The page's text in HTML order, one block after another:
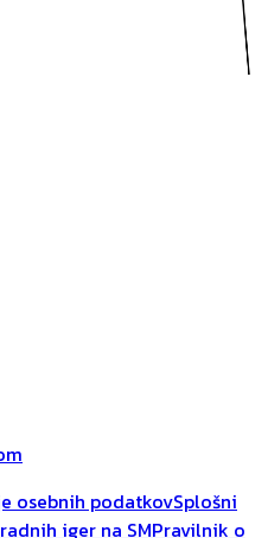
osebnih podatkovSplošni
iger na SMPravilnik o